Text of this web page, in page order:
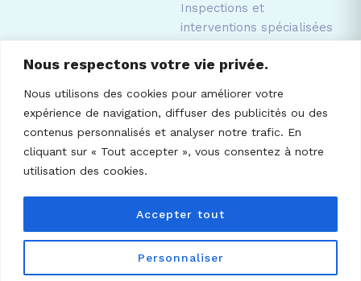
Nous respectons votre vie privée.
Nous utilisons des cookies pour améliorer votre
expérience de navigation, diffuser des publicités ou des
contenus personnalisés et analyser notre trafic. En
cliquant sur « Tout accepter », vous consentez à notre
utilisation des cookies.
Personnaliser
Accepter tout
Inspections et
interventions spécialisées
Laboratoire Notreau Inc.
216 rue Principale, Brownsburg-Chatham,
(450) 533-9996
info@notreau.com